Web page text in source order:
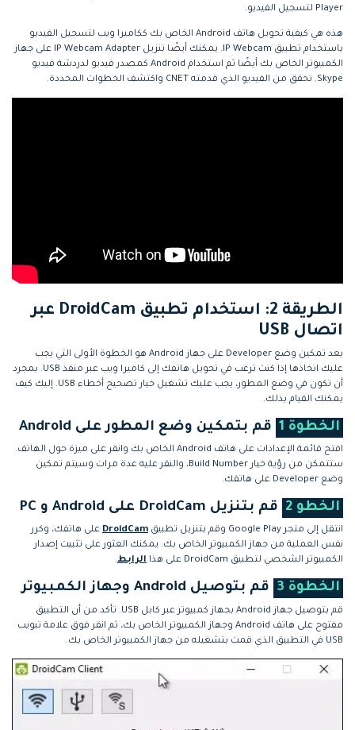
Player لتسجيل الفيديو.
هذه هي كيفية تحويل هاتف Android الخاص بك ككاميرا ويب لتسجيل الفيديو
باستخدام تطبيق IP Webcam. يمكنك أيضًا تنزيل IP Webcam Adapter على جهاز
الكمبيوتر الخاص بك أيضًا ثم استخدام Android كمصدر فيديو لدردشة فيديو
Skype. تحقق من الفيديو الذي قدمته CNET واكتشف الخطوات المحددة.
الطريقة 2: استخدام تطبيق DroidCam عبر
اتصال USB
يعد تمكين وضع Developer على جهاز Android هو الخطوة الأولى التي يجب
عليك اتخاذها إذا كنت ترغب في تحويل هاتفك إلى كاميرا ويب عبر منفذ USB. بمجرد
أن تكون في وضع المطور، يجب عليك تشغيل خيار تصحيح أخطاء USB. إليك كيف
يمكنك القيام بذلك.
الخطوة 1 قم بتمكين وضع المطور على Android
افتح قائمة الإعدادات على هاتف Android الخاص بك وانقر على ميزة حول الهاتف.
ستتمكن من رؤية خيار Build Number، والنقر عليه عدة مرات وسيتم تمكين
وضع Developer على هاتفك.
الخطو 2 قم بتنزيل DroidCam على Android و PC
انتقل إلى متجر Google Play وقم بتنزيل تطبيق DroidCam على هاتفك، وكرر
نفس العملية من جهاز الكمبيوتر الخاص بك. يمكنك العثور على تثبيت إصدار
الكمبيوتر الشخصي لتطبيق DroidCam على هذا
الرابط.
الخطوة 3 قم بتوصيل Android وجهاز الكمبيوتر
قم بتوصيل جهاز Android بجهاز كمبيوتر عبر كابل USB. تأكد من أن التطبيق
مفتوح على هاتف Android وجهاز الكمبيوتر الخاص بك، ثم انقر فوق علامة تبويب
USB في التطبيق الذي قمت بتشغيله من جهاز الكمبيوتر الخاص بك.